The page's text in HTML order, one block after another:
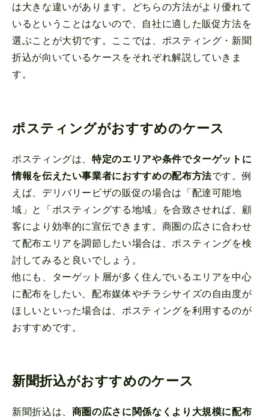
は大きな違いがあります。どちらの方法がより優れて
いるということはないので、自社に適した販促方法を
選ぶことが大切です。ここでは、ポスティング・新聞
折込が向いているケースをそれぞれ解説していきま
す。
ポスティングがおすすめのケース
ポスティングは、特定のエリアや条件でターゲットに
情報を伝えたい事業者におすすめの配布方法です。例
えば、デリバリーピザの販促の場合は「配達可能地
域」と「ポスティングする地域」を合致させれば、顧
客により効率的に宣伝できます。商圏の広さに合わせ
て配布エリアを調節したい場合は、ポスティングを検
討してみると良いでしょう。
他にも、ターゲット層が多く住んでいるエリアを中心
に配布をしたい、配布媒体やチラシサイズの自由度が
ほしいといった場合は、ポスティングを利用するのが
おすすめです。
新聞折込がおすすめのケース
新聞折込は、 商圏の広さに関係なくより大規模に配布